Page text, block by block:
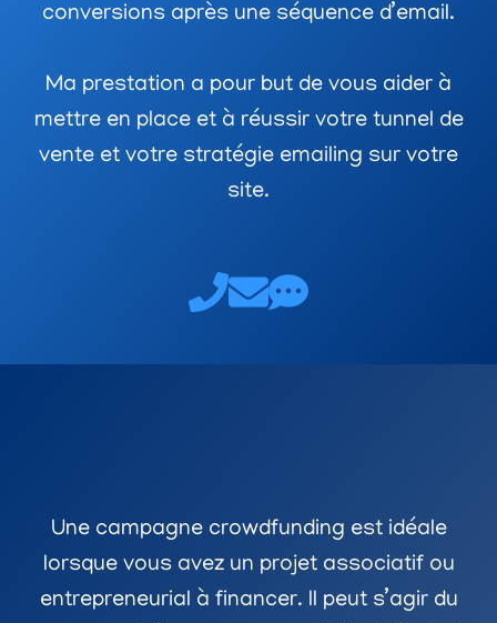
conversions après une séquence d’email.
Ma prestation a pour but de vous aider à
mettre en place et à réussir votre tunnel de
vente et votre stratégie emailing sur votre
site.
Une campagne crowdfunding est idéale
lorsque vous avez un projet associatif ou
entrepreneurial à financer. Il peut s’agir du